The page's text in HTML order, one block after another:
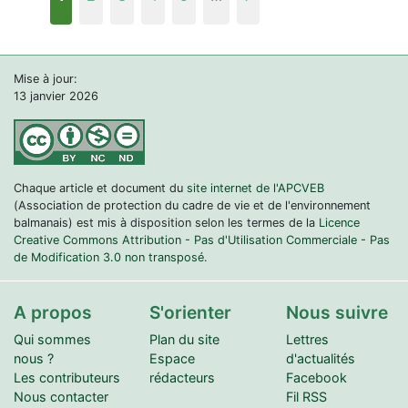
Mise à jour:
13 janvier 2026
Chaque article et document du site internet de l'APCVEB
(Association de protection du cadre de vie et de l'environnement
balmanais) est mis à disposition selon les termes de la Licence
Creative Commons Attribution - Pas d'Utilisation Commerciale - Pas
de Modification 3.0 non transposé.
A propos
Qui sommes
nous ?
Les contributeurs
Nous contacter
S'orienter
Plan du site
Espace
rédacteurs
Nous suivre
Lettres
d'actualités
Facebook
Fil RSS